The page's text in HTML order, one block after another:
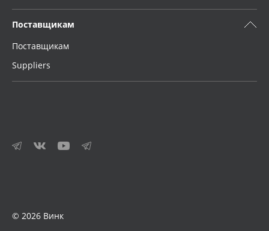
Поставщикам
Поставщикам
Suppliers
© 2026 Винк